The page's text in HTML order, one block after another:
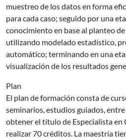
muestreo de los datos en forma
para cada caso; seguido por una
conocimiento en base al planteo
utilizando modelado estadístico,
automático; terminando en una
visualización de los resultados
Plan
El plan de formación consta de
seminarios, estudios guiados,
obtener el título de Especialista en
realizar 70 créditos. La maestría